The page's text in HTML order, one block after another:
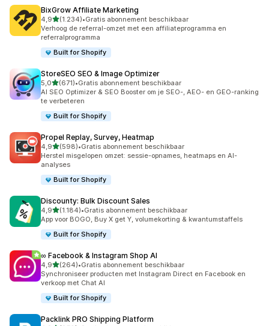
BixGrow Affiliate Marketing
4,9van 5 sterren
(1.234)
1234 recensies in totaal
•Gratis abonnement beschikbaar
Verhoog de referral-omzet met een affiliateprogramma en
referralprogramma
Built for Shopify
StoreSEO SEO & Image Optimizer
5,0van 5 sterren
(671)
671 recensies in totaal
•Gratis abonnement beschikbaar
AI SEO Optimizer & SEO Booster om je SEO-, AEO- en GEO-ranking
te verbeteren
Built for Shopify
Propel Replay, Survey, Heatmap
4,9van 5 sterren
(598)
598 recensies in totaal
•Gratis abonnement beschikbaar
Herstel misgelopen omzet: sessie-opnames, heatmaps en AI-
analyses
Built for Shopify
Discounty: Bulk Discount Sales
4,9van 5 sterren
(1.184)
1184 recensies in totaal
•Gratis abonnement beschikbaar
App voor BOGO, Buy X get Y, volumekorting & kwantumstaffels
Built for Shopify
∞ Facebook & Instagram Shop AI
4,9van 5 sterren
(264)
264 recensies in totaal
•Gratis abonnement beschikbaar
Synchroniseer producten met Instagram Direct en Facebook en
verkoop met Chat AI
Built for Shopify
Packlink PRO Shipping Platform